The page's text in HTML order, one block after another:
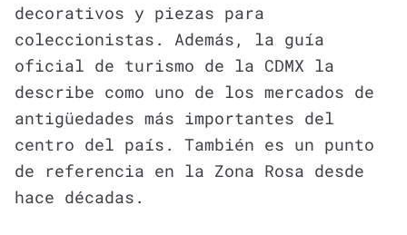
decorativos y piezas para
coleccionistas. Además, la guía
oficial de turismo de la CDMX la
describe como uno de los mercados de
antigüedades más importantes del
centro del país. También es un punto
de referencia en la Zona Rosa desde
hace décadas.